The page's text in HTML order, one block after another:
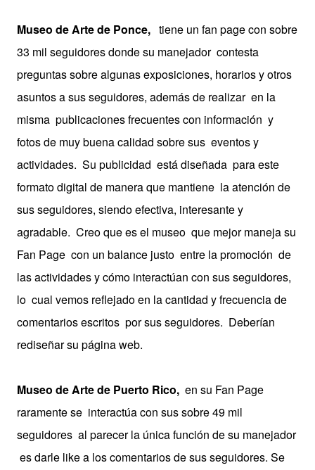
Museo de Arte de Ponce, tiene un fan page con sobre
33 mil seguidores donde su manejador contesta
preguntas sobre algunas exposiciones, horarios y otros
asuntos a sus seguidores, además de realizar en la
misma publicaciones frecuentes con información y
fotos de muy buena calidad sobre sus eventos y
actividades. Su publicidad está diseñada para este
formato digital de manera que mantiene la atención de
sus seguidores, siendo efectiva, interesante y
agradable. Creo que es el museo que mejor maneja su
Fan Page con un balance justo entre la promoción de
las actividades y cómo interactúan con sus seguidores,
lo cual vemos reflejado en la cantidad y frecuencia de
comentarios escritos por sus seguidores. Deberían
rediseñar su página web.
Museo de Arte de Puerto Rico, en su Fan Page
raramente se interactúa con sus sobre 49 mil
seguidores al parecer la única función de su manejador
es darle like a los comentarios de sus seguidores. Se